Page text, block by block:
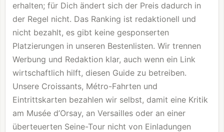
erhalten; für Dich ändert sich der Preis dadurch in
der Regel nicht. Das Ranking ist redaktionell und
nicht bezahlt, es gibt keine gesponserten
Platzierungen in unseren Bestenlisten. Wir trennen
Werbung und Redaktion klar, auch wenn ein Link
wirtschaftlich hilft, diesen Guide zu betreiben.
Unsere Croissants, Métro-Fahrten und
Eintrittskarten bezahlen wir selbst, damit eine Kritik
am Musée d’Orsay, an Versailles oder an einer
überteuerten Seine-Tour nicht von Einladungen